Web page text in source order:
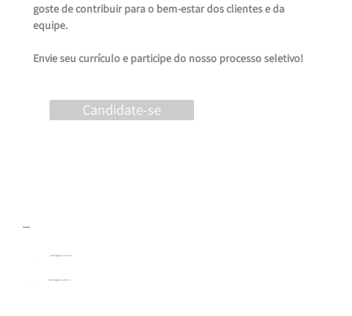
Candidate-se
goste de contribuir para o bem-estar dos clientes e da
equipe.
Envie seu currículo e participe do nosso processo seletivo!
Social
estrhategiaconsultoria
estrhategiaconsultoria